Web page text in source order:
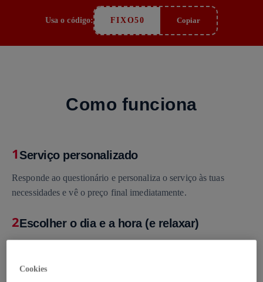
Usa o código: FIXO50 Copiar
Como funciona
1Serviço personalizado
Responde ao questionário e personaliza o serviço às tuas
necessidades e vê o preço final imediatamente.
2Escolher o dia e a hora (e relaxar)
Cookies